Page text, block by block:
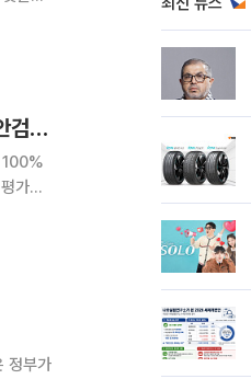
박정원 KTL 부원장 "국내 최초 항공 대테러 장비 시험 센터 구축…보안검색기술 독립" [이슈&인물]
100%
가시